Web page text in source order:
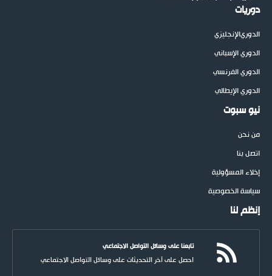
دوريات
الدوريالإنجليزي
الدوري الإسباني
الدوري الفرنسي
الدوري الإيطالي
نيو سبوت
من نحن
اتصل بنا
إخلاء المسؤولية
سياسة الخصوصية
إنظم لنا
تابعنا على وسائل التواصل الاجتماعي
احصل على آخر التحديثات على وسائل التواصل الاجتماعي